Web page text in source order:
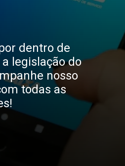
dentro de
legislação do
nosso
todas as